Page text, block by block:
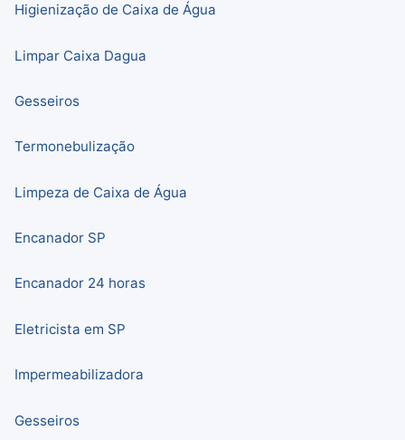
Higienização de Caixa de Água
Limpar Caixa Dagua
Gesseiros
Termonebulização
Limpeza de Caixa de Água
Encanador SP
Encanador 24 horas
Eletricista em SP
Impermeabilizadora
Gesseiros